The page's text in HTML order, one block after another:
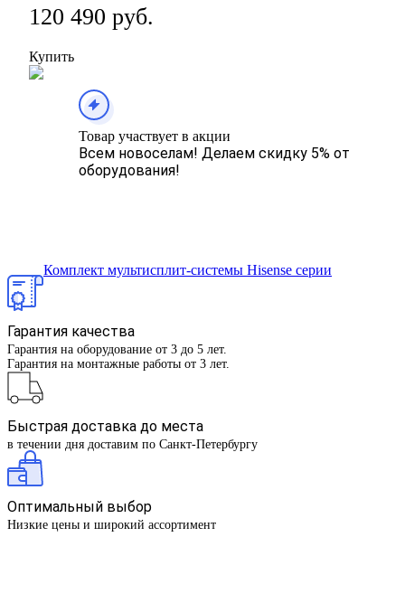
120 490 руб.
Купить
Товар участвует в акции
Всем новоселам! Делаем скидку 5% от
оборудования!
Гарантия качества
Гарантия на оборудование от 3 до 5 лет.
Гарантия на монтажные работы от 3 лет.
Быстрая доставка до места
в течении дня доставим по Санкт-Петербургу
Оптимальный выбор
Низкие цены и широкий ассортимент